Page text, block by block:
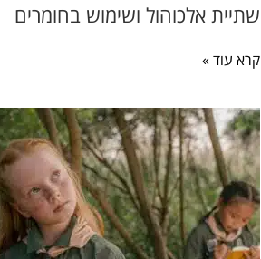
שתיית אלכוהול ושימוש בחומרים
קרא עוד »